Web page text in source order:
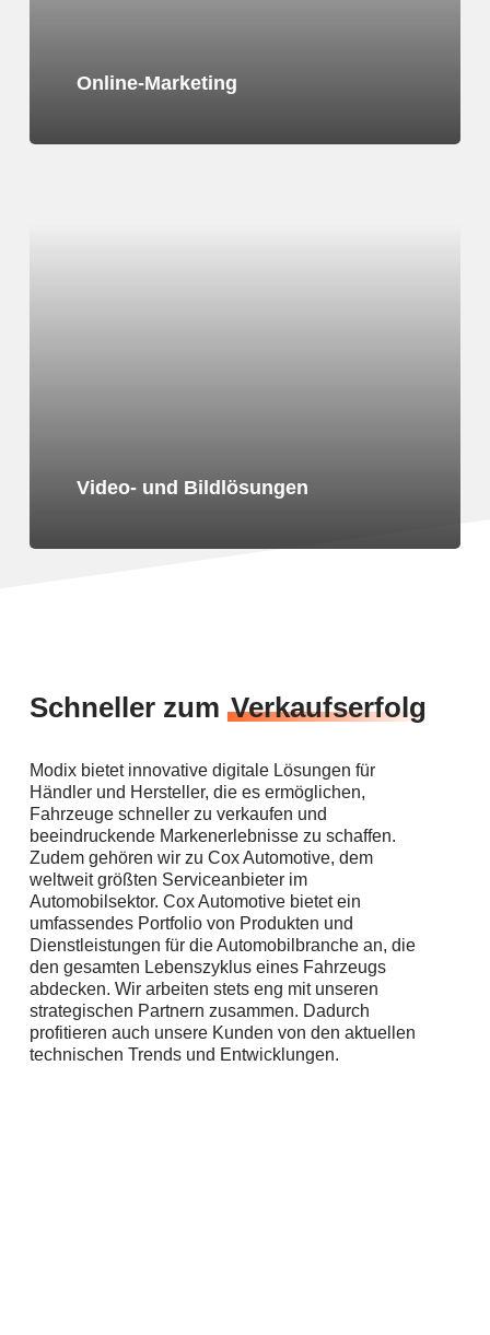
Online-Marketing
Video- und Bildlösungen
Schneller zum Verkaufserfolg
Modix bietet innovative digitale Lösungen für
Händler und Hersteller, die es ermöglichen,
Fahrzeuge schneller zu verkaufen und
beeindruckende Markenerlebnisse zu schaffen.
Zudem gehören wir zu Cox Automotive, dem
weltweit größten Serviceanbieter im
Automobilsektor. Cox Automotive bietet ein
umfassendes Portfolio von Produkten und
Dienstleistungen für die Automobilbranche an, die
den gesamten Lebenszyklus eines Fahrzeugs
abdecken. Wir arbeiten stets eng mit unseren
strategischen Partnern zusammen. Dadurch
profitieren auch unsere Kunden von den aktuellen
technischen Trends und Entwicklungen.